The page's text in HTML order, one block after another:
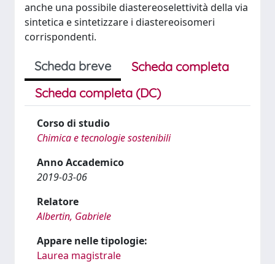
anche una possibile diastereoselettività della via
sintetica e sintetizzare i diastereoisomeri
corrispondenti.
Scheda breve
Scheda completa
Scheda completa (DC)
Corso di studio
Chimica e tecnologie sostenibili
Anno Accademico
2019-03-06
Relatore
Albertin, Gabriele
Appare nelle tipologie:
Laurea magistrale